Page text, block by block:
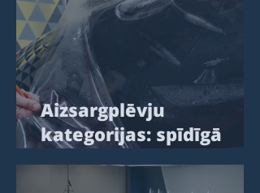
Aizsargplēvju
kategorijas: spīdīgā
(caurspīdīgā), matētā
un krāsainā